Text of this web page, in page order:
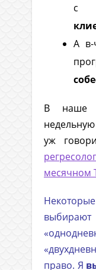
с
А в-
В наше
уж
месячном
Н
право. Я